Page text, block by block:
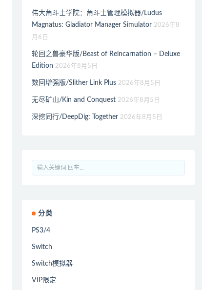
伟大角斗士学院：角斗士管理模拟器/Ludus
Magnatus: Gladiator Manager Simulator 2026年8
月6日
轮回之兽豪华版/Beast of Reincarnation – Deluxe
Edition 2026年8月5日
数回增强版/Slither Link Plus 2026年8月5日
无尽矿山/Kin and Conquest 2026年8月5日
深挖同行/DeepDig: Together 2026年8月5日
分类
PS3/4
Switch
Switch模拟器
VIP限定